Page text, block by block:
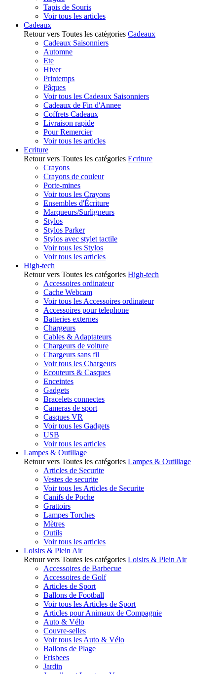
Tapis de Souris
Voir tous les articles
Cadeaux
Retour vers Toutes les catégories Cadeaux
Cadeaux Saisonniers
Automne
Ete
Hiver
Printemps
Pâques
Voir tous les Cadeaux Saisonniers
Cadeaux de Fin d'Annee
Coffrets Cadeaux
Livraison rapide
Pour Remercier
Voir tous les articles
Ecriture
Retour vers Toutes les catégories Ecriture
Crayons
Crayons de couleur
Porte-mines
Voir tous les Crayons
Ensembles d'Écriture
Marqueurs/Surligneurs
Stylos
Stylos Parker
Stylos avec stylet tactile
Voir tous les Stylos
Voir tous les articles
High-tech
Retour vers Toutes les catégories High-tech
Accessoires ordinateur
Cache Webcam
Voir tous les Accessoires ordinateur
Accessoires pour telephone
Batteries externes
Chargeurs
Cables & Adaptateurs
Chargeurs de voiture
Chargeurs sans fil
Voir tous les Chargeurs
Ecouteurs & Casques
Enceintes
Gadgets
Bracelets connectes
Cameras de sport
Casques VR
Voir tous les Gadgets
USB
Voir tous les articles
Lampes & Outillage
Retour vers Toutes les catégories Lampes & Outillage
Articles de Securite
Vestes de securite
Voir tous les Articles de Securite
Canifs de Poche
Grattoirs
Lampes Torches
Mètres
Outils
Voir tous les articles
Loisirs & Plein Air
Retour vers Toutes les catégories Loisirs & Plein Air
Accessoires de Barbecue
Accessoires de Golf
Articles de Sport
Ballons de Football
Voir tous les Articles de Sport
Articles pour Animaux de Compagnie
Auto & Vélo
Couvre-selles
Voir tous les Auto & Vélo
Ballons de Plage
Frisbees
Jardin